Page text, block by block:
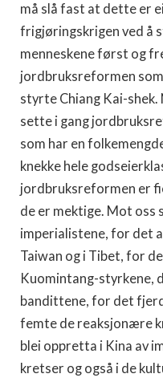
må slå fast at dette er
frigjøringskrigen ved å
menneskene først og
jordbruksreformen
styrte Chiang Kai-shek.
sette i gang
som har en
knekke hele
jordbruksreformen er
de er mektige. Mot
imperialistene, for det
Taiwan og i Tibet, for
Kuomintang-styrkene,
bandittene, for det
femte de reaksjonære
blei oppretta i Kina av
kretser og også i de